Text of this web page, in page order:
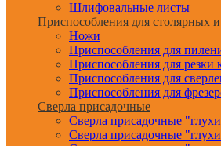
Шлифовальные листы
Приспособления для столярных
Ножи
Приспособления для
Приспособления для резки
Приспособления для
Приспособления для
Сверла присадочные
Сверла присадочные
Сверла присадочные